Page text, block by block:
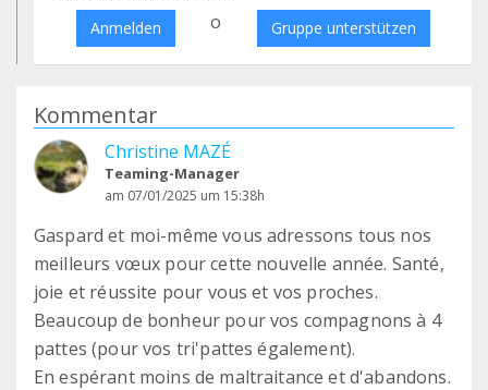
Anmelden o Gruppe unterstützen
Kommentar
Christine MAZÉ
Teaming-Manager
am 07/01/2025 um 15:38h
Gaspard et moi-même vous adressons tous nos
meilleurs vœux pour cette nouvelle année. Santé,
joie et réussite pour vous et vos proches.
Beaucoup de bonheur pour vos compagnons à 4
pattes (pour vos tri'pattes également).
En espérant moins de maltraitance et d'abandons.